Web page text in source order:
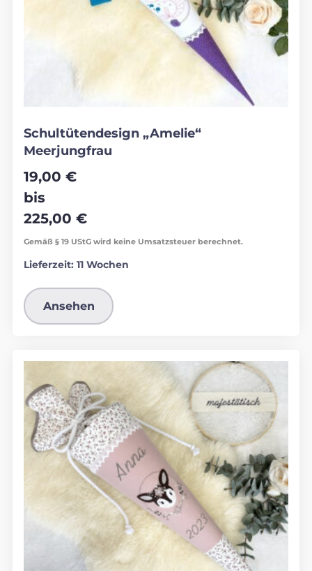
Schultütendesign „Amelie“
Meerjungfrau
19,00 €
bis
225,00 €
Gemäß § 19 UStG wird keine Umsatzsteuer berechnet.
Lieferzeit: 11 Wochen
Ansehen